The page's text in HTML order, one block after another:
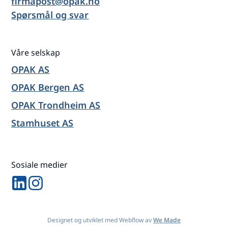
Spørsmål og svar
Våre selskap
OPAK AS
OPAK Bergen AS
OPAK Trondheim AS
Stamhuset AS
Sosiale medier
Designet og utviklet med Webflow avWe Made